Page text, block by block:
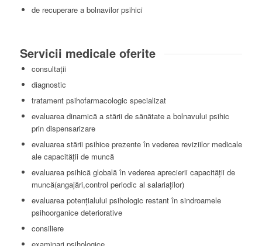
de recuperare a bolnavilor psihici
Servicii medicale oferite
consultaţii
diagnostic
tratament psihofarmacologic specializat
evaluarea dinamică a stării de sănătate a bolnavului psihic
prin dispensarizare
evaluarea stării psihice prezente în vederea reviziilor medicale
ale capacităţii de muncă
evaluarea psihică globală în vederea aprecierii capacităţii de
muncă(angajări,control periodic al salariaţilor)
evaluarea potenţialului psihologic restant în sindroamele
psihoorganice deteriorative
consiliere